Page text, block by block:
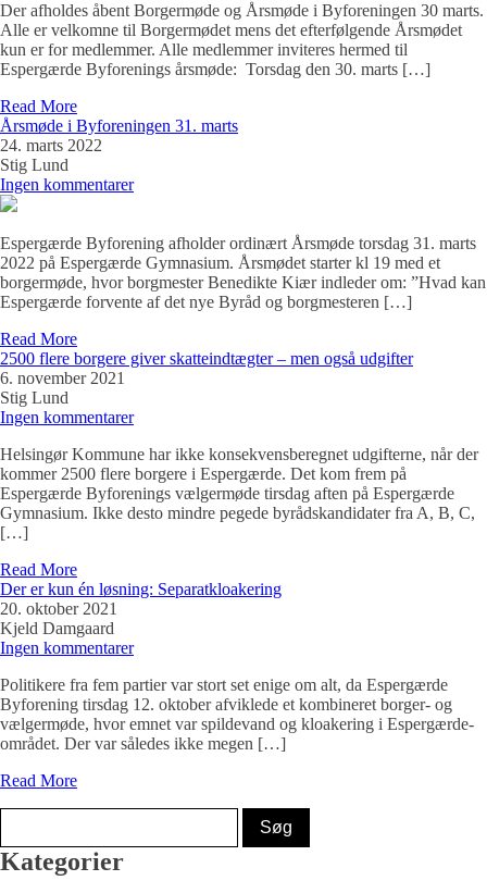
Der afholdes åbent Borgermøde og Årsmøde i Byforeningen 30 marts.
Alle er velkomne til Borgermødet mens det efterfølgende Årsmødet
kun er for medlemmer. Alle medlemmer inviteres hermed til
Espergærde Byforenings årsmøde: Torsdag den 30. marts […]
Read More
Årsmøde i Byforeningen 31. marts
24. marts 2022
Stig Lund
Ingen kommentarer
Espergærde Byforening afholder ordinært Årsmøde torsdag 31. marts
2022 på Espergærde Gymnasium. Årsmødet starter kl 19 med et
borgermøde, hvor borgmester Benedikte Kiær indleder om: ”Hvad kan
Espergærde forvente af det nye Byråd og borgmesteren […]
Read More
2500 flere borgere giver skatteindtægter – men også udgifter
6. november 2021
Stig Lund
Ingen kommentarer
Helsingør Kommune har ikke konsekvensberegnet udgifterne, når der
kommer 2500 flere borgere i Espergærde. Det kom frem på
Espergærde Byforenings vælgermøde tirsdag aften på Espergærde
Gymnasium. Ikke desto mindre pegede byrådskandidater fra A, B, C,
[…]
Read More
Der er kun én løsning: Separatkloakering
20. oktober 2021
Kjeld Damgaard
Ingen kommentarer
Politikere fra fem partier var stort set enige om alt, da Espergærde
Byforening tirsdag 12. oktober afviklede et kombineret borger- og
vælgermøde, hvor emnet var spildevand og kloakering i Espergærde-
området. Der var således ikke megen […]
Read More
Kategorier